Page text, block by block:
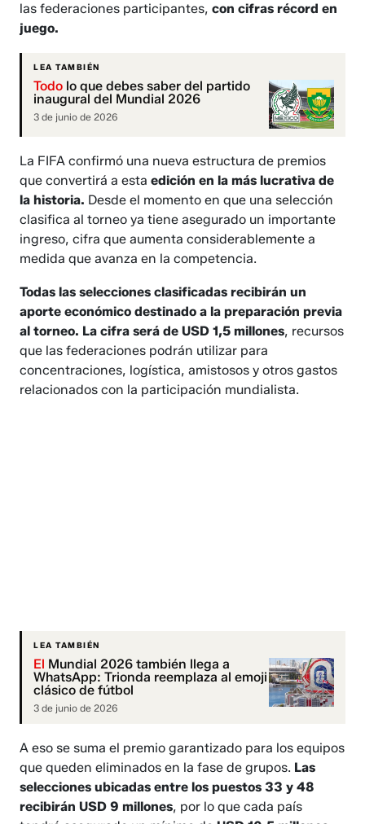
las federaciones participantes, con cifras récord en
juego.
LEA TAMBIÉN
Todo lo que debes saber del partido
inaugural del Mundial 2026
3 de junio de 2026
La FIFA confirmó una nueva estructura de premios
que convertirá a estaedición en la más lucrativa de
la historia. Desde el momento en que una selección
clasifica al torneo ya tiene asegurado un importante
ingreso, cifra que aumenta considerablemente a
medida que avanza en la competencia.
Todas las selecciones clasificadas recibirán un
aporte económico destinado a la preparación previa
al torneo. La cifra será de USD 1,5 millones, recursos
que las federaciones podrán utilizar para
concentraciones, logística, amistosos y otros gastos
relacionados con la participación mundialista.
LEA TAMBIÉN
El Mundial 2026 también llega a
WhatsApp: Trionda reemplaza al emoji
clásico de fútbol
3 de junio de 2026
A eso se suma el premio garantizado para los equipos
que queden eliminados en la fase de grupos. Las
selecciones ubicadas entre los puestos 33 y 48
recibirán USD 9 millones, por lo que cada país